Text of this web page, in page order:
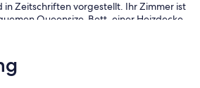
in Zeitschriften vorgestellt. Ihr Zimmer ist
Queensize-Bett, einer Heizdecke,
Schreibtisch und ein Ledersofa.